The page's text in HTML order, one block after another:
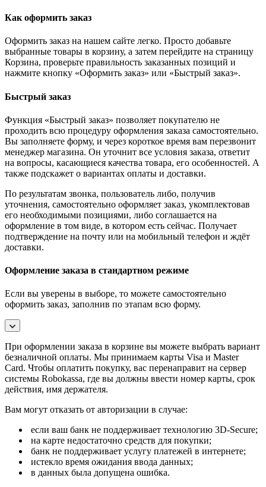
Как оформить заказ
Оформить заказ на нашем сайте легко. Просто добавьте
выбранные товары в корзину, а затем перейдите на страницу
Корзина, проверьте правильность заказанных позиций и
нажмите кнопку «Оформить заказ» или «Быстрый заказ».
Быстрый заказ
Функция «Быстрый заказ» позволяет покупателю не
проходить всю процедуру оформления заказа самостоятельно.
Вы заполняете форму, и через короткое время вам перезвонит
менеджер магазина. Он уточнит все условия заказа, ответит
на вопросы, касающиеся качества товара, его особенностей. А
также подскажет о вариантах оплаты и доставки.
По результатам звонка, пользователь либо, получив
уточнения, самостоятельно оформляет заказ, укомплектовав
его необходимыми позициями, либо соглашается на
оформление в том виде, в котором есть сейчас. Получает
подтверждение на почту или на мобильный телефон и ждёт
доставки.
Оформление заказа в стандартном режиме
Если вы уверены в выборе, то можете самостоятельно
оформить заказ, заполнив по этапам всю форму.
При оформлении заказа в корзине вы можете выбрать вариант
безналичной оплаты. Мы принимаем карты Visa и Master
Card. Чтобы оплатить покупку, вас перенаправит на сервер
системы Robokassa, где вы должны ввести номер карты, срок
действия, имя держателя.
Вам могут отказать от авторизации в случае:
если ваш банк не поддерживает технологию 3D-Secure;
на карте недостаточно средств для покупки;
банк не поддерживает услугу платежей в интернете;
истекло время ожидания ввода данных;
в данных была допущена ошибка.